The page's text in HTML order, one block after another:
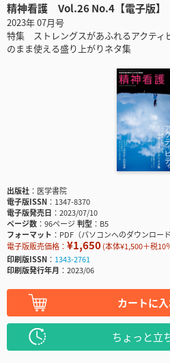
精神看護 Vol.26 No.4【電子版】
2023年 07月号
特集 ストレングスがあふれるアクテ
のまま使える盛り上がりネタ集
出版社
医学書院
電子版ISSN
1347-8370
電子版発売日
2023/07/10
ページ数
96ページ判型
B5
フォーマット
PDF（パソコンへのダウンロード
電子版販売価格： ¥1,650(本体¥1,500＋税10
印刷版ISSN
1343-2761
印刷版発行年月
2023/06
カートに
ちょっと立